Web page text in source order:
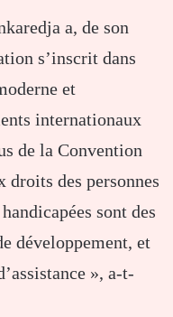
a, de son
s’inscrit dans
et
internationaux
de la Convention
droits des personnes
sont des
développement, et
», a-t-